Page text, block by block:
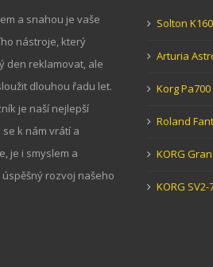
a snahou je vaše
nástroje, který
den reklamovat, ale
dlouhou řadu let.
je naší nejlepší
k nám vrátí a
je i smyslem a
rozvoj našeho
Solton K160
Arturia
Korg Pa700
Roland
KORG
KORG SV2-